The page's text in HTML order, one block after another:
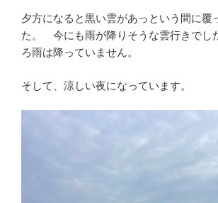
夕方になると黒い雲があっという間に覆
た。 今にも雨が降りそうな雲行きでし
ろ雨は降っていません。
そして、涼しい夜になっています。